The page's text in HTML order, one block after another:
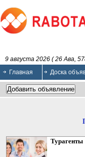
9 августа 2026 ( 26 Ава,
Главная
Доска
Турагенты